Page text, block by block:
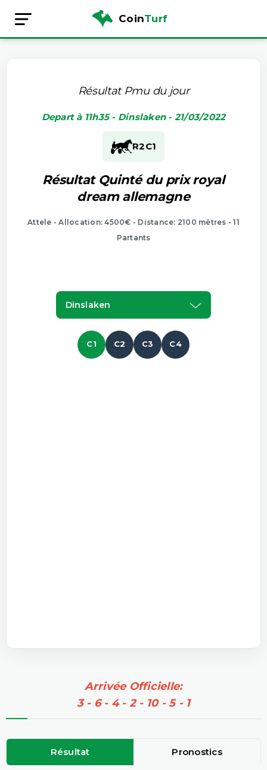
CoinTurf
Résultat Pmu du jour
Depart à 11h35 - Dinslaken - 21/03/2022
R2C1
Résultat Quinté du prix royal
dream allemagne
Attele - Allocation: 4500€ - Distance: 2100 mètres - 11
Partants
Dinslaken
C1 C2 C3 C4
Arrivée Officielle:
3 - 6 - 4 - 2 - 10 - 5 - 1
Résultat Pronostics